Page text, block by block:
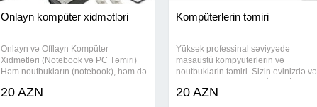
Onlayn kompüter xidmətləri
Onlayn və Offlayn Kompüter
Xidmətləri (Notebook və PC Təmiri)
Həm noutbukların (notebook), həm də
peşəkar təmiri və proqram təminatı
20 AZN
Kompüterlerin təmiri
Yüksək professinal səviyyədə
masaüstü kompyuterlərin və
noutbuklarin təmiri. Sizin evinizdə və
QİYMƏTLƏR VƏ 100% ZAMANƏTLƏ
20 AZN